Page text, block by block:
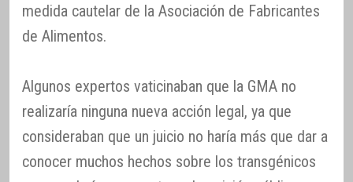
medida cautelar de la Asociación de Fabricantes
de Alimentos.
Algunos expertos vaticinaban que la GMA no
realizaría ninguna nueva acción legal, ya que
consideraban que un juicio no haría más que dar a
conocer muchos hechos sobre los transgénicos